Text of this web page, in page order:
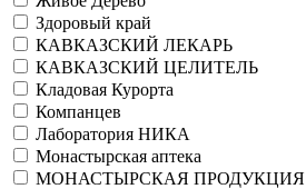
Здоровый край
КАВКАЗСКИЙ ЛЕКАРЬ
КАВКАЗСКИЙ ЦЕЛИТЕЛЬ
Кладовая Курорта
Компанцев
Лаборатория НИКА
Монастырская аптека
МОНАСТЫРСКАЯ ПРОДУКЦИЯ